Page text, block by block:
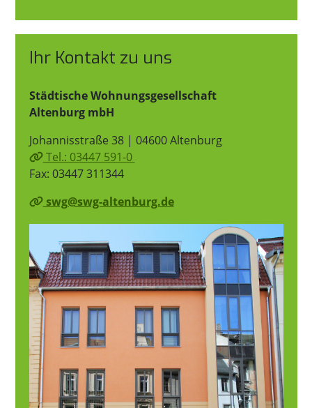
Ihr Kontakt zu uns
Städtische Wohnungsgesellschaft
Altenburg mbH
Johannisstraße 38 | 04600 Altenburg
Tel.: 03447 591-0
Fax: 03447 311344
swg@swg-altenburg.de